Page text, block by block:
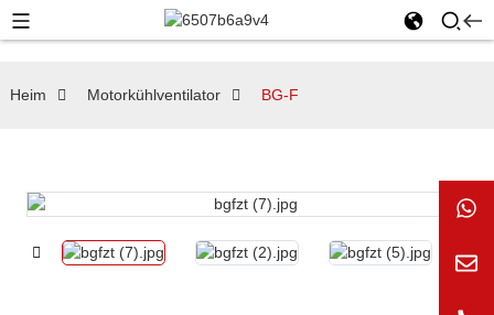
Heim Motorkühlventilator BG-F